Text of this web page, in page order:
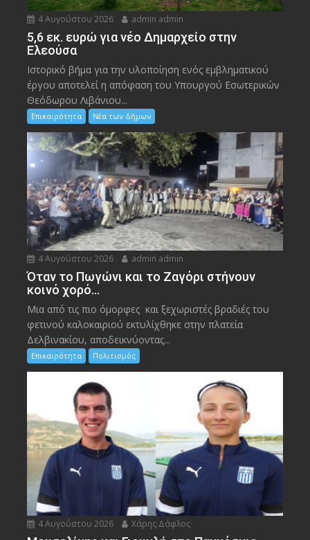
4 Αυγούστου 2026 admin admin
5,6 εκ. ευρώ για νέο Δημαρχείο στην
Ελεούσα
Ιστορικό βήμα για την υλοποίηση ενός εμβληματικού
έργου αποτελεί η απόφαση του Υπουργού Εσωτερικών
Θεόδωρου Λιβάνιου...
Επικαιρότητα Νέα των Δήμων
4 Αυγούστου 2026 admin admin
Όταν το Πωγώνι και το Ζαγόρι στήνουν
κοινό χορό…
Μια από τις πιο όμορφες και ξεχωριστές βραδιές του
φετινού καλοκαιριού εκτυλίχθηκε στην πλατεία
Δελβινακίου, αποδεικνύοντας...
Επικαιρότητα Πολιτισμός
4 Αυγούστου 2026 Χάρης Δάφλος